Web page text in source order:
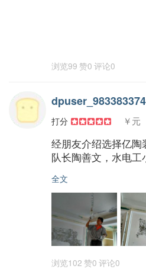
浏览99 赞0 评论0
打分 ￥元
经朋友介绍选择亿陶
队长陶善文，水电
全文
浏览102 赞0 评论0